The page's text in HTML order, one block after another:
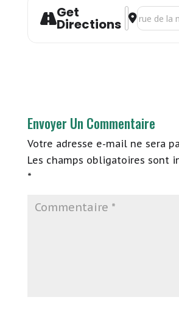
Get
Directions
Address -
Envoyer Un Commentaire
Votre adresse e-mail ne sera
Les champs obligatoires sont
*